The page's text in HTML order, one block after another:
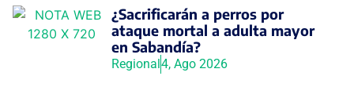
¿Sacrificarán a perros por
ataque mortal a adulta mayor
en Sabandía?
Regional4, Ago 2026